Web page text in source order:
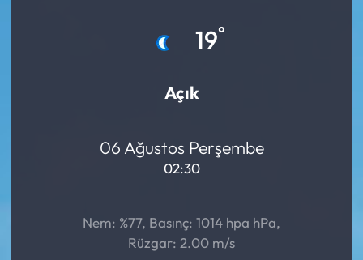
19°
Açık
06 Ağustos Perşembe
02:30
Nem: %77, Basınç: 1014 hpa hPa,
Rüzgar: 2.00 m/s
İskilip Haberleri